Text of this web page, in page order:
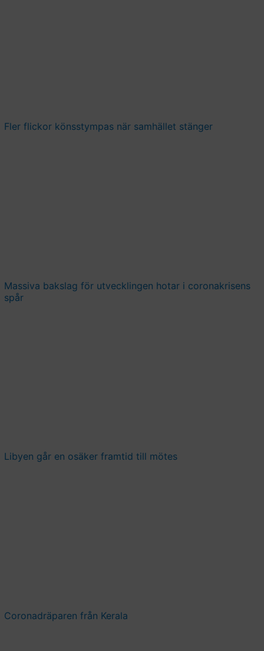
Fler flickor könsstympas när samhället stänger
Massiva bakslag för utvecklingen hotar i coronakrisens
spår
Libyen går en osäker framtid till mötes
Coronadräparen från Kerala